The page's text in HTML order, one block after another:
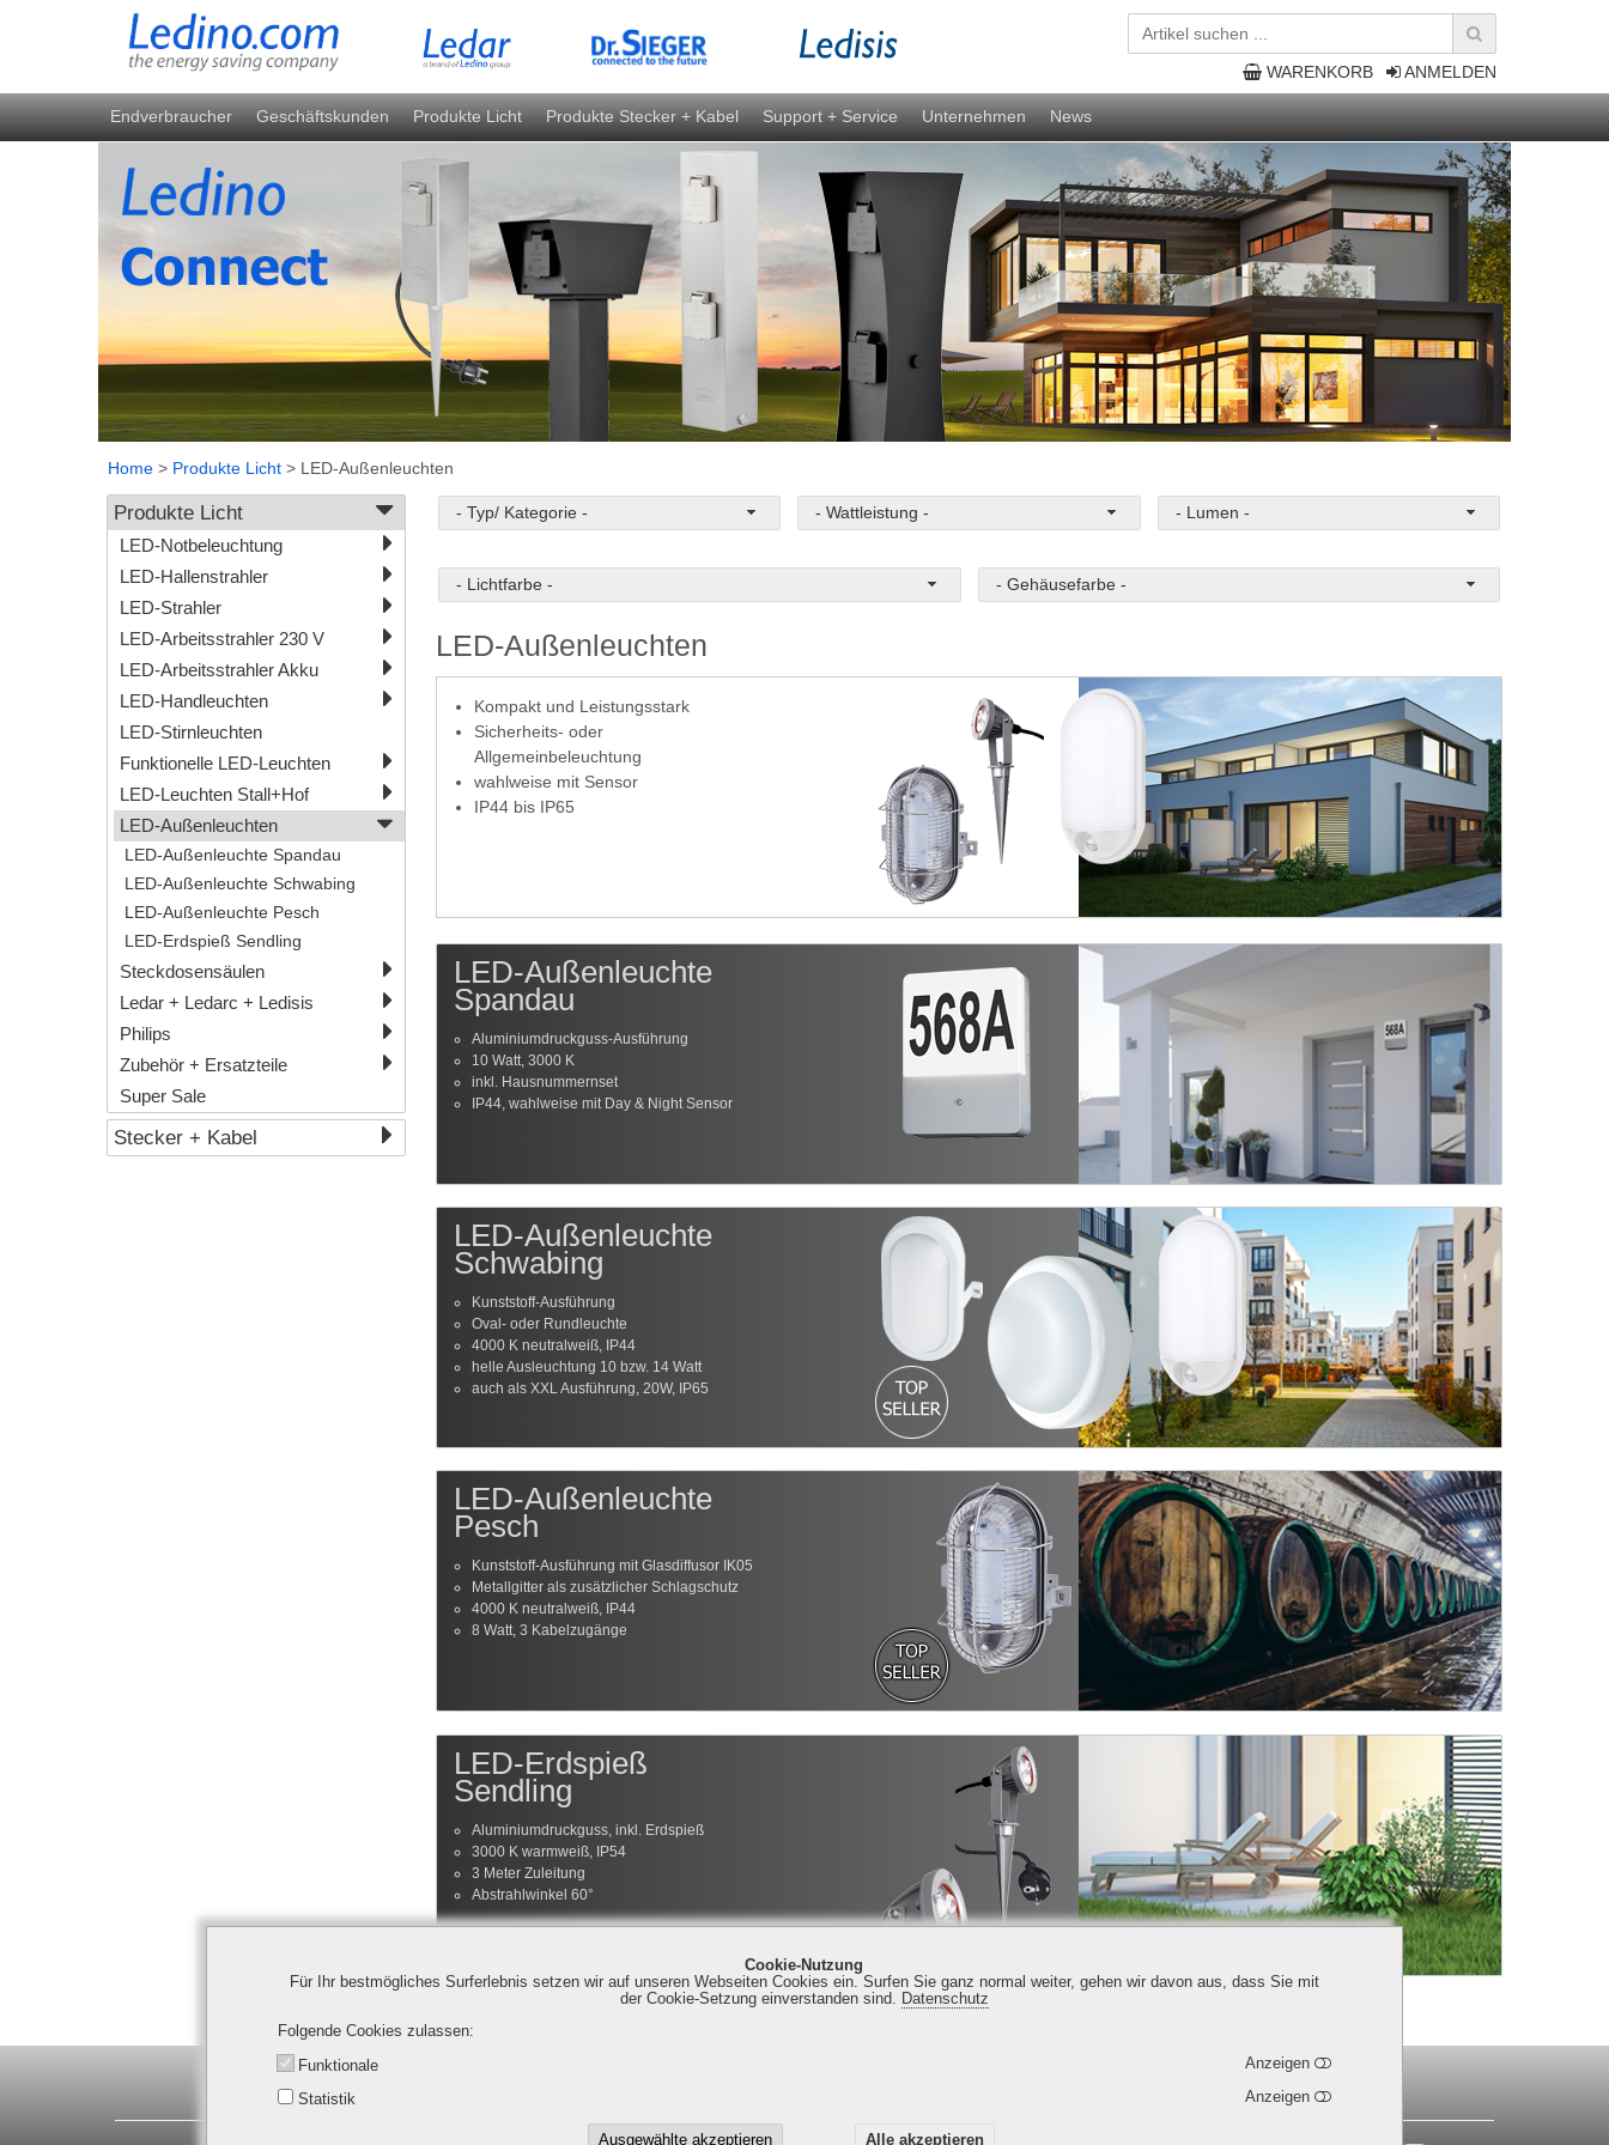
Cookie-Nutzung
Für Ihr bestmögliches Surferlebnis setzen wir auf unseren Webseiten Cookies ein. Surfen Sie ganz normal weiter, gehen wir davon aus, dass Sie mit
der Cookie-Setzung einverstanden sind. Datenschutz
Folgende Cookies zulassen
Funktionale Anzeigen
Statistik Anzeigen
Ausgewählte akzeptieren Alle akzeptieren
ANMELDEN
WARENKORB
Endverbraucher Geschäftskunden Produkte Licht Produkte Stecker + Kabel Support + Service Unternehmen News
Home > Produkte Licht > LED-Außenleuchten
Produkte Licht
LED-Notbeleuchtung
LED-Hallenstrahler
LED-Strahler
LED-Arbeitsstrahler 230 V
LED-Arbeitsstrahler Akku
LED-Handleuchten
LED-Stirnleuchten
Funktionelle LED-Leuchten
LED-Leuchten Stall+Hof
LED-Außenleuchten
LED-Außenleuchte Spandau
LED-Außenleuchte Schwabing
LED-Außenleuchte Pesch
LED-Erdspieß Sendling
Steckdosensäulen
Ledar + Ledarc + Ledisis
Philips
Zubehör + Ersatzteile
Super Sale
Stecker + Kabel
LED-Außenleuchten
Kompakt und Leistungsstark
Sicherheits- oder
Allgemeinbeleuchtung
wahlweise mit Sensor
IP44 bis IP65
- Typ/ Kategorie - - Wattleistung - - Lumen -
- Lichtfarbe - - Gehäusefarbe -
LED-Außenleuchte
Spandau
Aluminiumdruckguss-Ausführung
10 Watt, 3000 K
inkl. Hausnummernset
IP44, wahlweise mit Day & Night Sensor
LED-Außenleuchte
Schwabing
Kunststoff-Ausführung
Oval- oder Rundleuchte
4000 K neutralweiß, IP44
helle Ausleuchtung 10 bzw. 14 Watt
auch als XXL Ausführung, 20W, IP65
LED-Außenleuchte
Pesch
Kunststoff-Ausführung mit Glasdiffusor IK05
Metallgitter als zusätzlicher Schlagschutz
4000 K neutralweiß, IP44
8 Watt, 3 Kabelzugänge
LED-Erdspieß
Sendling
Aluminiumdruckguss, inkl. Erdspieß
3000 K warmweiß, IP54
3 Meter Zuleitung
Abstrahlwinkel 60°
Ledino Deutschland GmbH | Spitzahornweg 1 | 14974 Ludwigsfelde | Tel. +49 (0) 30 7673736 - 0 | Fax +49 (0) 30 7673736 - 0 | info@ledino.com